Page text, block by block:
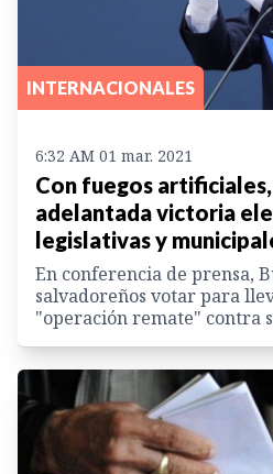
INTERNACIONALES
6:32 AM 01 mar. 2021
Con fuegos
adelantada victoria
legislativas y
En conferencia de prensa,
salvadoreños votar para
"operación remate" contra